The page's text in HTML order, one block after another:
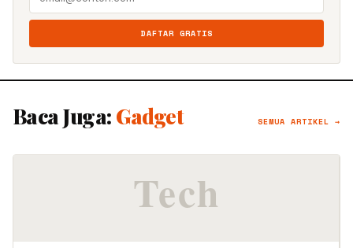
DAFTAR GRATIS
Baca Juga: Gadget SEMUA ARTIKEL →